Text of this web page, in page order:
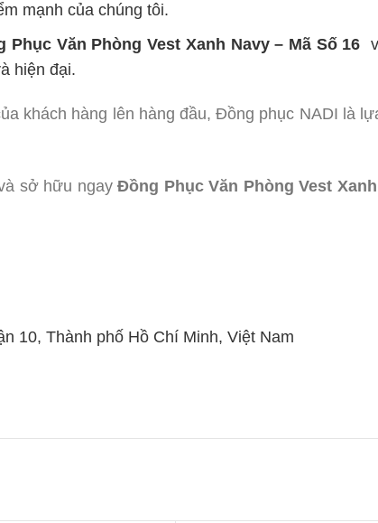
mạnh của chúng tôi.
Phục Văn Phòng Vest Xanh Navy – Mã Số 16
hiện đại.
khách hàng lên hàng đầu, Đồng phục NADI là
sở hữu ngayĐồng Phục Văn Phòng Vest
10, Thành phố Hồ Chí Minh, Việt Nam